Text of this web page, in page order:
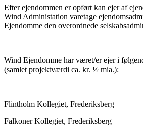
Efter ejendommen er opført kan ejer af
Wind Administation varetage
Ejendomme den overordnede
Wind Ejendomme har været/er ejer i
(samlet projektværdi ca. kr. ½ mia.):
Flintholm Kollegiet, Frederiksberg
Falkoner Kollegiet, Frederiksberg